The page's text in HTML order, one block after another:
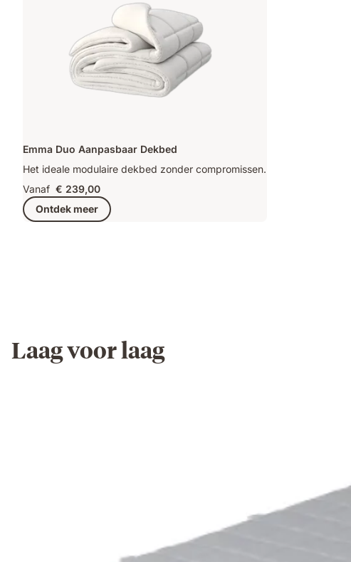
Emma Duo Aanpasbaar Dekbed
Het ideale modulaire dekbed zonder compromissen.
Vanaf € 239,00
Ontdek meer
Laag voor laag